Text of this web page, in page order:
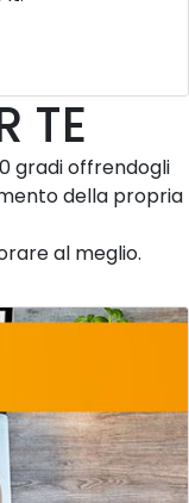
TE
gradi offrendogli
della propria
al meglio.